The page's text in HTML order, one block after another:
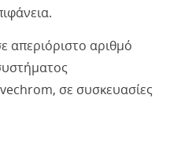
απεριόριστο αριθμό
σε συσκευασίες